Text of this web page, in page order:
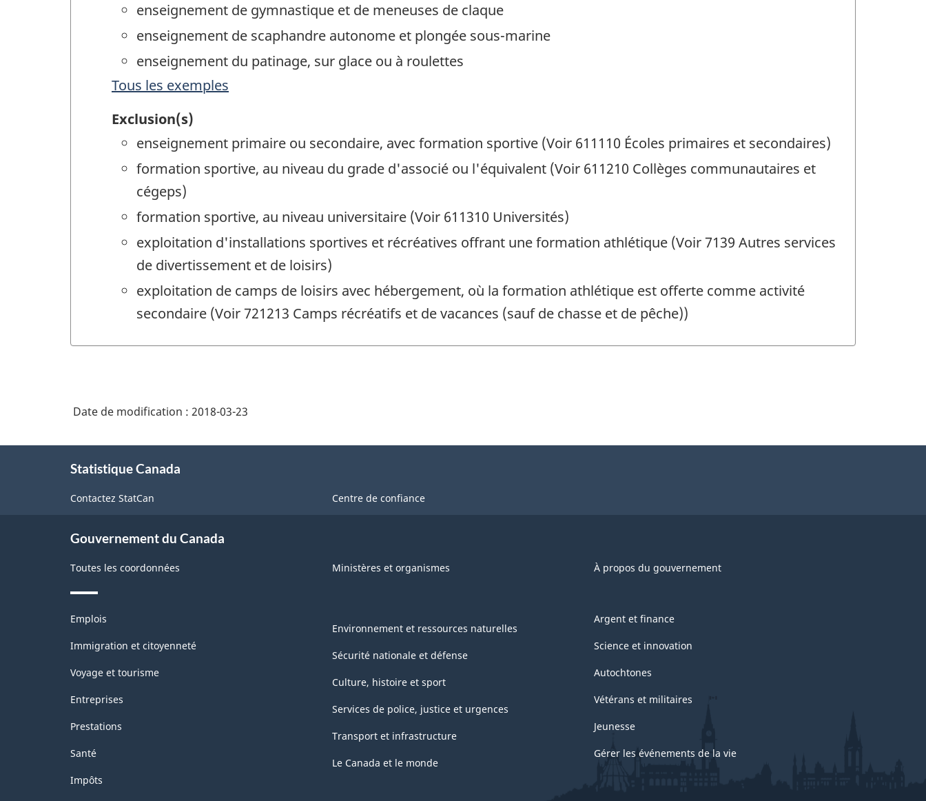
enseignement de gymnastique et de meneuses de claque
enseignement de scaphandre autonome et plongée sous-marine
enseignement du patinage, sur glace ou à roulettes
Tous les exemples
Exclusion(s)
enseignement primaire ou secondaire, avec formation sportive (Voir 611110 Écoles primaires et secondaires)
formation sportive, au niveau du grade d'associé ou l'équivalent (Voir 611210 Collèges communautaires et
cégeps)
formation sportive, au niveau universitaire (Voir 611310 Universités)
exploitation d'installations sportives et récréatives offrant une formation athlétique (Voir 7139 Autres services
de divertissement et de loisirs)
exploitation de camps de loisirs avec hébergement, où la formation athlétique est offerte comme activité
secondaire (Voir 721213 Camps récréatifs et de vacances (sauf de chasse et de pêche))
Date de modification : 2018-03-23
Statistique Canada
Contactez StatCan Centre de confiance
Gouvernement du Canada
Toutes les coordonnées Ministères et organismes À propos du gouvernement
Thèmes
sujets
Emplois
Immigration et citoyenneté
Voyage et tourisme
Entreprises
Prestations
Santé
Impôts
Environnement et ressources naturelles
Sécurité nationale et défense
Culture, histoire et sport
Services de police, justice et urgences
Transport et infrastructure
Le Canada et le monde
Argent et finance
Science et innovation
Autochtones
Vétérans et militaires
Jeunesse
Gérer les événements de la vie